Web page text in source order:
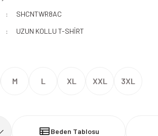
SHCNTWR8AC
UZUN KOLLU T-SHİRT
M L XL XXL 3XL
Beden Tablosu